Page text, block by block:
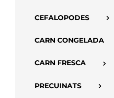
CEFALOPODES
CARN CONGELADA
CARN FRESCA
PRECUINATS